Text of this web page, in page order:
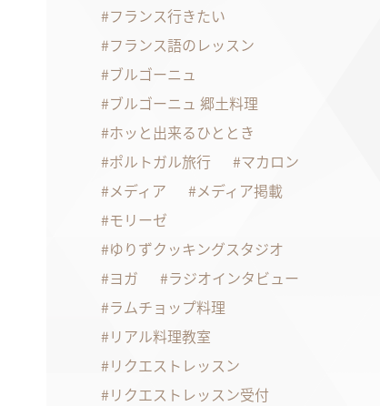
フランス行きたい
フランス語のレッスン
ブルゴーニュ
ブルゴーニュ 郷土料理
ホッと出来るひととき
ポルトガル旅行
マカロン
メディア
メディア掲載
モリーゼ
ゆりずクッキングスタジオ
ヨガ
ラジオインタビュー
ラムチョップ料理
リアル料理教室
リクエストレッスン
リクエストレッスン受付